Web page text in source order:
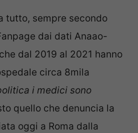
tutto, sempre secondo
dai dati Anaao-
dal 2019 al 2021 hanno
circa 8mila
i medici sono
quello che denuncia la
oggi a Roma dalla